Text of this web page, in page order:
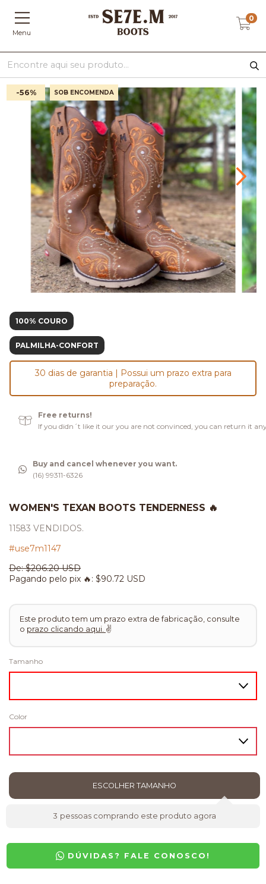
Menu
0
-56% SOB ENCOMENDA
100% COURO
PALMILHA-CONFORT
30 dias de garantia | Possui um prazo extra para
preparação.
Free returns!
If you didn´t like it our you are not convinced, you can return it
Buy and cancel whenever you want.
(16) 99311-6326
WOMEN'S TEXAN BOOTS TENDERNESS 🔥
11583 VENDIDOS.
#use7m1147
De:$206.20 USD
Pagando pelo pix 🔥: $90.72 USD
Este produto tem um prazo extra de fabricação, consulte
o prazo clicando aqui. ✌
Tamanho
Color
3 pessoas comprando este produto agora
DÚVIDAS? FALE CONOSCO!